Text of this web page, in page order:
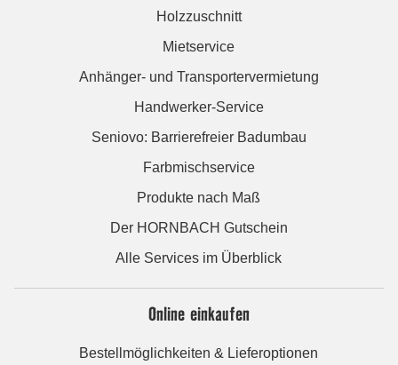
Holzzuschnitt
Mietservice
Anhänger- und Transportervermietung
Handwerker-Service
Seniovo: Barrierefreier Badumbau
Farbmischservice
Produkte nach Maß
Der HORNBACH Gutschein
Alle Services im Überblick
Online einkaufen
Bestellmöglichkeiten & Lieferoptionen